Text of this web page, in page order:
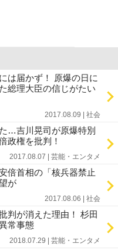
は届かず！ 原爆の日に
総理大臣の信じがたい
2017.08.09 | 社会
…吉川晃司が原爆特別
政権を批判！
2017.08.07 | 芸能・エンタメ
倍首相の「核兵器禁止
が
2017.08.06 | 社会
判が消えた理由！ 杉田
常事態
2018.07.29 | 芸能・エンタメ